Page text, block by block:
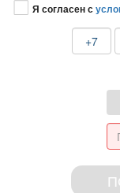
Я согласен с
+7